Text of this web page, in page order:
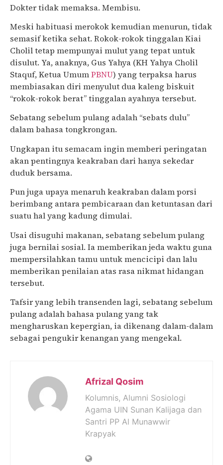
Dokter tidak memaksa. Membisu.
Meski habituasi merokok kemudian menurun, tidak
semasif ketika sehat. Rokok-rokok tinggalan Kiai
Cholil tetap mempunyai mulut yang tepat untuk
disulut. Ya, anaknya, Gus Yahya (KH Yahya Cholil
Staquf, Ketua UmumPBNU) yang terpaksa harus
membiasakan diri menyulut dua kaleng biskuit
“rokok-rokok berat” tinggalan ayahnya tersebut.
Sebatang sebelum pulang adalah “sebats dulu”
dalam bahasa tongkrongan.
Ungkapan itu semacam ingin memberi peringatan
akan pentingnya keakraban dari hanya sekedar
duduk bersama.
Pun juga upaya menaruh keakraban dalam porsi
berimbang antara pembicaraan dan ketuntasan dari
suatu hal yang kadung dimulai.
Usai disuguhi makanan, sebatang sebelum pulang
juga bernilai sosial. Ia memberikan jeda waktu guna
mempersilahkan tamu untuk mencicipi dan lalu
memberikan penilaian atas rasa nikmat hidangan
tersebut.
Tafsir yang lebih transenden lagi, sebatang sebelum
pulang adalah bahasa pulang yang tak
mengharuskan kepergian, ia dikenang dalam-dalam
sebagai pengukir kenangan yang mengekal.
Afrizal Qosim
Kolumnis, Alumni Sosiologi
Agama UIN Sunan Kalijaga dan
Santri PP Al Munawwir
Krapyak